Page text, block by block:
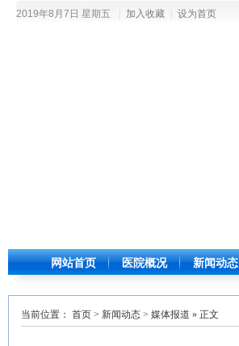
2019年8月7日 星期五 加入收藏 设为首页
网站首页 医院概况 新闻动态
当前位置： 首页 > 新闻动态 > 媒体报道 » 正文